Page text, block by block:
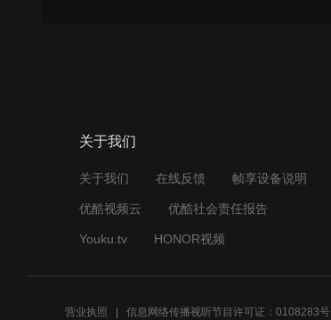
关于我们
关于我们 在线反馈 帧享设备说明
优酷视频云 优酷社会责任报告
Youku.tv HONOR视频
营业执照 信息网络传播视听节目许可证：0108283号